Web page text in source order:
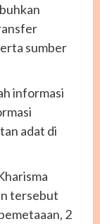
sumber
informasi
adat di
tersebut
2